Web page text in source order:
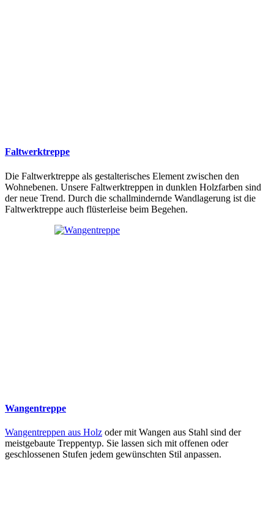
Faltwerktreppe
Die Faltwerktreppe als gestalterisches Element zwischen den
Wohnebenen. Unsere Faltwerktreppen in dunklen Holzfarben sind
der neue Trend. Durch die schallmindernde Wandlagerung ist die
Faltwerktreppe auch flüsterleise beim Begehen.
Wangentreppe
Wangentreppen aus Holz oder mit Wangen aus Stahl sind der
meistgebaute Treppentyp. Sie lassen sich mit offenen oder
geschlossenen Stufen jedem gewünschten Stil anpassen.